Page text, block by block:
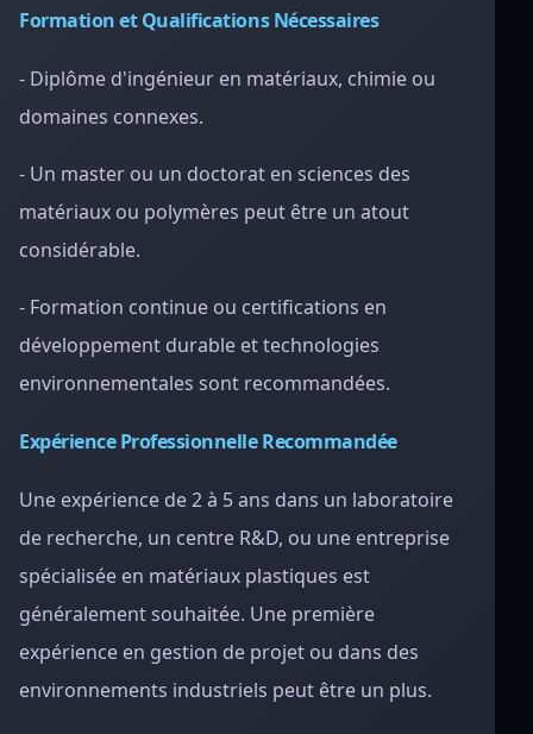
Formation et Qualifications Nécessaires
- Diplôme d'ingénieur en matériaux, chimie ou
domaines connexes.
- Un master ou un doctorat en sciences des
matériaux ou polymères peut être un atout
considérable.
- Formation continue ou certifications en
développement durable et technologies
environnementales sont recommandées.
Expérience Professionnelle Recommandée
Une expérience de 2 à 5 ans dans un laboratoire
de recherche, un centre R&D, ou une entreprise
spécialisée en matériaux plastiques est
généralement souhaitée. Une première
expérience en gestion de projet ou dans des
environnements industriels peut être un plus.